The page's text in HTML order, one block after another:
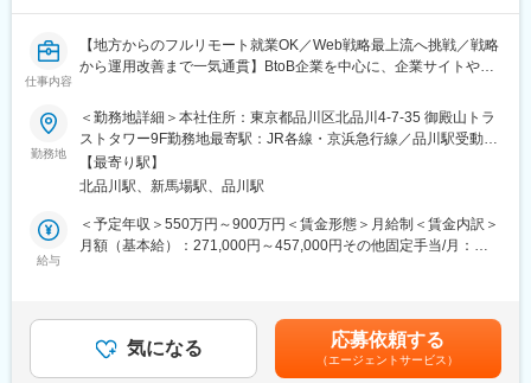
仕事内容
【地方からのフルリモート就業OK／Web戦略最上流へ挑戦／戦略
から運用改善まで一気通貫】BtoB企業を中心に、企業サイトやデ
繋げる上流コンサルティングポジションです。
■企業概要
BtoB企業に特化したデジタルコミュニケーション支援会社です。
戦略・クリエイティブ・テクノロジーを掛け合わせ、企業サイト
構築からSEO、AIO、SNS活用、アクセス解析まで幅広く支援し
ています。
■採用背景
企業サイトに求められる役割が高度化し、グローバルサイト統合
■業務内容
BtoB企業が抱えるブランド認知向上や顧客接点強化、情報発信最
適化などの課題に対し、Webサイトを軸とした戦略立案から実行
勤務地
＜勤務地詳細＞本社住所：東京都品川区北品川4-7-35 御殿山トラ
ストタワー9F勤務地最寄駅：JR各線・京浜急行線／品川駅受動喫
煙対策：屋内全面禁煙変更の範囲：会社の定める事業所（リモー
トワーク含む）
【最寄り駅】
北品川駅、新馬場駅、品川駅
給与
＜予定年収＞550万円～900万円＜賃金形態＞月給制＜賃金内訳＞
月額（基本給）：271,000円～457,000円その他固定手当/月：
業手当＞有＜給与補足＞・ご経験に応じて最終的な年収を決定い
たします。・その他固定手当詳細：リモート手当（一律3,000円）
賃金はあくまでも目安の金額であり、選考を通じて上下する可能
気になる 応募依頼する
（エージェントサービス）